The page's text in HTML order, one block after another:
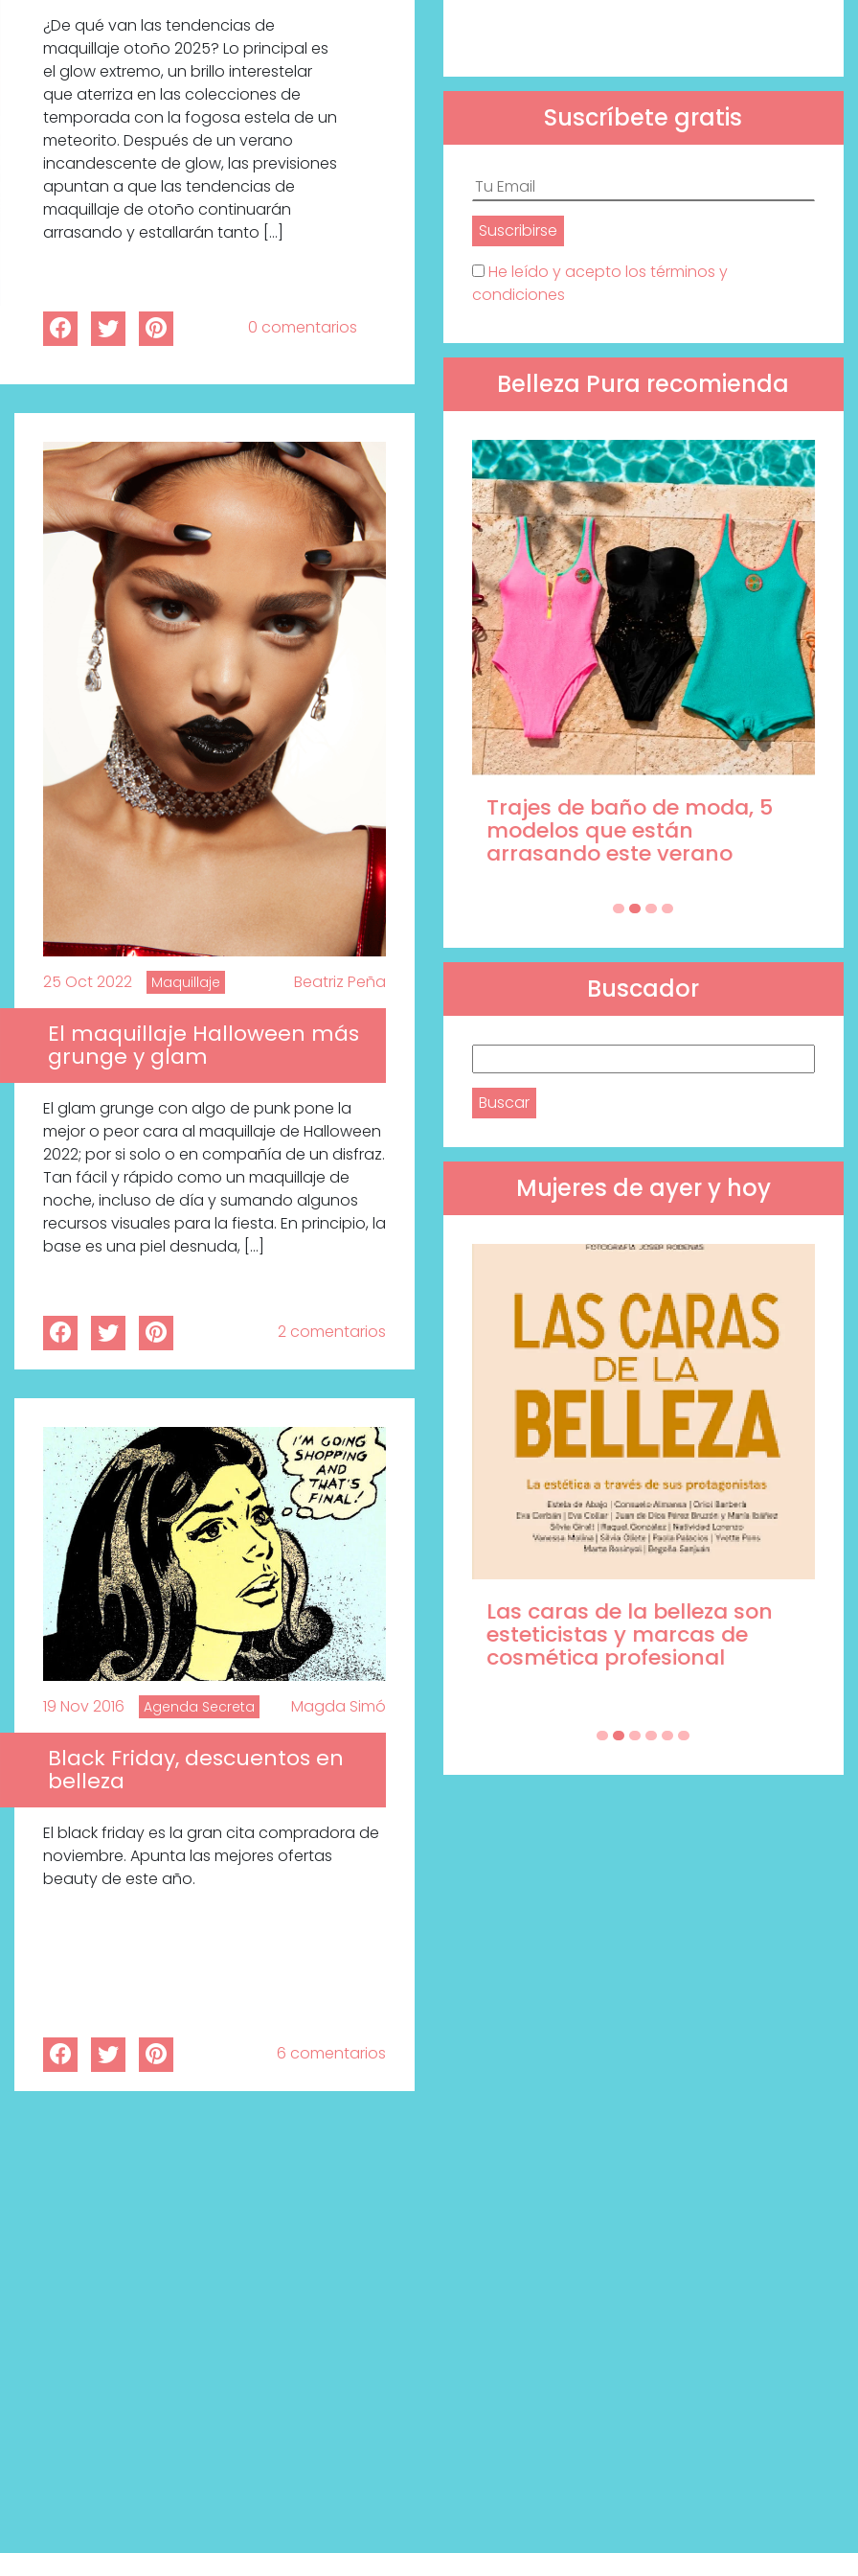
¿De qué van las tendencias de
maquillaje otoño 2025? Lo principal es
el glow extremo, un brillo interestelar
que aterriza en las colecciones de
temporada con la fogosa estela de un
meteorito. Después de un verano
incandescente de glow, las previsiones
apuntan a que las tendencias de
maquillaje de otoño continuarán
arrasando y estallarán tanto […]
0 comentarios
25 Oct 2022 Maquillaje Beatriz Peña
El maquillaje Halloween más
grunge y glam
El glam grunge con algo de punk pone la
mejor o peor cara al maquillaje de Halloween
2022; por si solo o en compañía de un disfraz.
Tan fácil y rápido como un maquillaje de
noche, incluso de día y sumando algunos
recursos visuales para la fiesta. En principio, la
base es una piel desnuda, […]
2 comentarios
19 Nov 2016 Agenda Secreta Magda Simó
Black Friday, descuentos en
belleza
El black friday es la gran cita compradora de
noviembre. Apunta las mejores ofertas
beauty de este año.
6 comentarios
Suscríbete gratis
He leído y acepto los términos y
condiciones
Belleza Pura recomienda
Por qué los bálsamos de CBD
tópico se han convertido en
uno de los productos de
bienestar más buscados
Trajes de baño de moda, 5
modelos que están
arrasando este verano
Buscador
Mujeres de ayer y hoy
Labeau Organic continúa
apostando por la cosmética
del bienestar
Las caras de la belleza son
esteticistas y marcas de
cosmética profesional